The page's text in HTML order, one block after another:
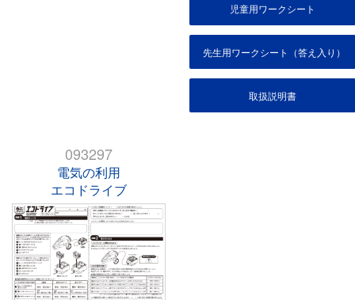
児童用ワークシート
先生用ワークシート（答え入り）
取扱説明書
093297
電気の利用
エコドライブ